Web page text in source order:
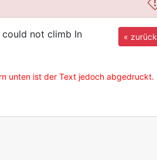
« zurück
not climb In
unten ist der Text jedoch abgedruckt.